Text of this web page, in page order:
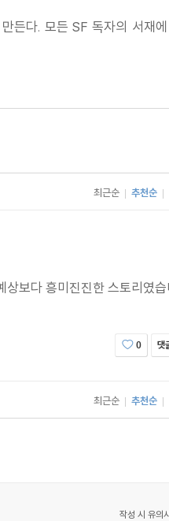
든다. 모든 SF 독자의 서재
최근순 | 추천순 |
보다 흥미진진한 스토리였습
0 댓
최근순 | 추천순 |
작성 시 유의